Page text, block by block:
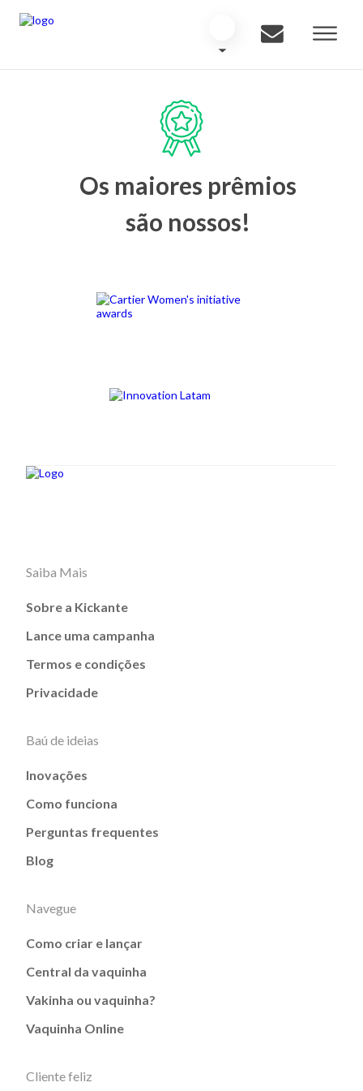
Os maiores prêmios
são nossos!
Saiba Mais
Sobre a Kickante
Lance uma campanha
Termos e condições
Privacidade
Baú de ideias
Inovações
Como funciona
Perguntas frequentes
Blog
Navegue
Como criar e lançar
Central da vaquinha
Vakinha ou vaquinha?
Vaquinha Online
Cliente feliz